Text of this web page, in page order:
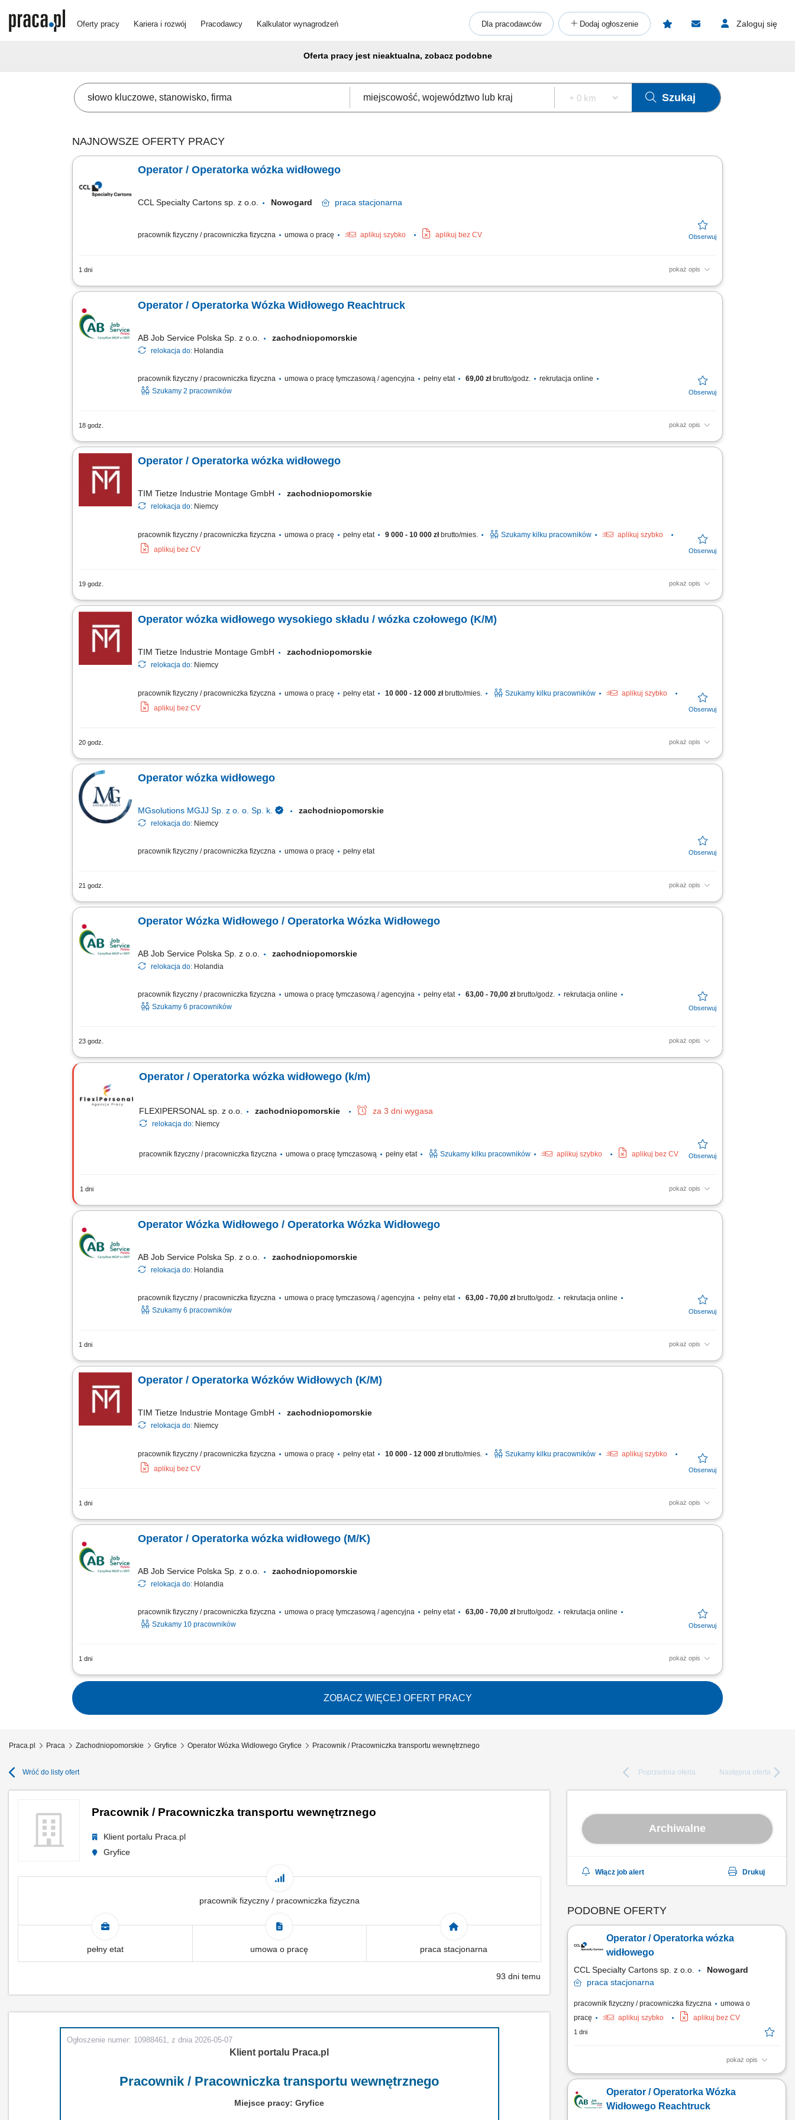
Oferty pracy Kariera i rozwój Pracodawcy Kalkulator wynagrodzeń Dla pracodawców Dodaj ogłoszenie Zaloguj się
Oferta pracy jest nieaktualna, zobacz podobne
Szukaj
NAJNOWSZE OFERTY PRACY
Operator / Operatorka wózka widłowego
CCL Specialty Cartons sp. z o.o. Nowogard praca stacjonarna
pracownik fizyczny / pracowniczka fizyczna umowa o pracę aplikuj szybko aplikuj bez CV
1 dni pokaż opis
Twój zakres obowiązków: rozładunki i załadunki towarów, rejestracja danych o ruchach magazynowych w systemie elektronicznym, utrzymanie porządku na magazynie,
Operator / Operatorka Wózka Widłowego Reachtruck
AB Job Service Polska Sp. z o.o. zachodniopomorskie
relokacja do: Holandia
pracownik fizyczny / pracowniczka fizyczna umowa o pracę tymczasową / agencyjna pełny etat 69,00 złbrutto/godz.
rekrutacja online
Szukamy 2 pracowników
18 godz. pokaż opis
Opis stanowiska obsługa wózków widłowych typu reachtruck oraz heftruck, transport palet z produktami spożywczymi pomiędzy strefami magazynu i chłodni,
Operator / Operatorka wózka widłowego
TIM Tietze Industrie Montage GmbH zachodniopomorskie
relokacja do: Niemcy
pracownik fizyczny / pracowniczka fizyczna umowa o pracę pełny etat 9 000 - 10 000 złbrutto/mies. Szukamy kilku pracowników
aplikuj szybko
aplikuj bez CV
19 godz. pokaż opis
Opis stanowiska: obsługa wózka transportowego lub pojazdu logistycznego na terenie zakładu, dostarczanie komponentów i materiałów na linię produkcyjną, realizacja
Operator wózka widłowego wysokiego składu / wózka czołowego (K/M)
TIM Tietze Industrie Montage GmbH zachodniopomorskie
relokacja do: Niemcy
pracownik fizyczny / pracowniczka fizyczna umowa o pracę pełny etat 10 000 - 12 000 złbrutto/mies. Szukamy kilku pracowników
aplikuj szybko
aplikuj bez CV
20 godz. pokaż opis
Zadania: obsługa wózków widłowych wysokiego składu; obsługa wózków czołowych (frontowych) transport oraz składowanie części do wagonów kolejowych;
Operator wózka widłowego
MGsolutions MGJJ Sp. z o. o. Sp. k. zachodniopomorskie
relokacja do: Niemcy
pracownik fizyczny / pracowniczka fizyczna umowa o pracę pełny etat
21 godz. pokaż opis
Opis stanowiska Magazynowanie towaru - załadunek oraz rozładunek towarów dostarczanych do magazynu; Przyjmowanie dostaw; Przygotowywanie towaru do
Operator Wózka Widłowego / Operatorka Wózka Widłowego
AB Job Service Polska Sp. z o.o. zachodniopomorskie
relokacja do: Holandia
pracownik fizyczny / pracowniczka fizyczna umowa o pracę tymczasową / agencyjna pełny etat 63,00 - 70,00 złbrutto/godz.
rekrutacja online
Szukamy 6 pracowników
23 godz. pokaż opis
Zadania: Prowadzenie wózka widłowego z widłami podwójnymi i zbieranie towarów; Lokowanie i wysokie składowanie palet do poziomu 8 metrów; Przewożenie
Operator / Operatorka wózka widłowego (k/m)
FLEXIPERSONAL sp. z o.o. zachodniopomorskie za 3 dni wygasa
relokacja do: Niemcy
pracownik fizyczny / pracowniczka fizyczna umowa o pracę tymczasową pełny etat Szukamy kilku pracowników aplikuj szybko aplikuj bez CV
1 dni pokaż opis
Opis stanowiska Realizacja wewnętrznego transportu towarów oraz palet przy użyciu wózka widłowego; Obsługa strefy przyjęć i wydań, w tym sprawny rozładunek oraz
Operator Wózka Widłowego / Operatorka Wózka Widłowego
AB Job Service Polska Sp. z o.o. zachodniopomorskie
relokacja do: Holandia
pracownik fizyczny / pracowniczka fizyczna umowa o pracę tymczasową / agencyjna pełny etat 63,00 - 70,00 złbrutto/godz.
rekrutacja online
Szukamy 6 pracowników
1 dni pokaż opis
Zadania: Kompletacja zamówień przy użyciu wózka z widłami na dwie palety; Przygotowywanie i zabezpieczanie towaru do załadunku; Transport palet po magazynie
Operator / Operatorka Wózków Widłowych (K/M)
TIM Tietze Industrie Montage GmbH zachodniopomorskie
relokacja do: Niemcy
pracownik fizyczny / pracowniczka fizyczna umowa o pracę pełny etat 10 000 - 12 000 złbrutto/mies. Szukamy kilku pracowników
aplikuj szybko
aplikuj bez CV
1 dni pokaż opis
Opis stanowiska: Prowadzenie prac przeładunkowych oraz manewrowanie wózkami wysokiego składowania i urządzeniami czołowymi. Bezpieczny transport
Operator / Operatorka wózka widłowego (M/K)
AB Job Service Polska Sp. z o.o. zachodniopomorskie
relokacja do: Holandia
pracownik fizyczny / pracowniczka fizyczna umowa o pracę tymczasową / agencyjna pełny etat 63,00 - 70,00 złbrutto/godz.
rekrutacja online
Szukamy 10 pracowników
1 dni pokaż opis
Jako operator/ operatorka wózka widłowego dołączysz do nowoczesnej firmy logistycznej, specjalizującej się w transporcie intermodalnym oraz dystrybucji artykułów
ZOBACZ WIĘCEJ OFERT PRACY
Praca.pl Praca Zachodniopomorskie Gryfice Operator Wózka Widłowego Gryfice Pracownik / Pracowniczka transportu wewnętrznego
Wróć do listy ofert Poprzednia oferta Następna oferta
Pracownik / Pracowniczka transportu wewnętrznego
Klient portalu Praca.pl
Gryfice
pracownik fizyczny / pracowniczka fizyczna
pełny etat umowa o pracę praca stacjonarna
93 dni temu
Ogłoszenie numer: 10988461, z dnia 2026-05-07
Klient portalu Praca.pl
Pracownik / Pracowniczka transportu wewnętrznego
Miejsce pracy: Gryfice
Archiwalne
Włącz job alert Drukuj
PODOBNE OFERTY
Operator / Operatorka wózka
widłowego
CCL Specialty Cartons sp. z o.o.
Nowogard
praca stacjonarna
pracownik fizyczny / pracowniczka fizyczna
umowa o
pracę
aplikuj szybko aplikuj bez CV
1 dni
pokaż opis
Twój zakres obowiązków: rozładunki i załadunki towarów,
elektronicznym, utrzymanie porządku na magazynie, godziny
pracy: 6-14,10-18, poniedziałek-piątek.
Operator / Operatorka Wózka
Widłowego Reachtruck